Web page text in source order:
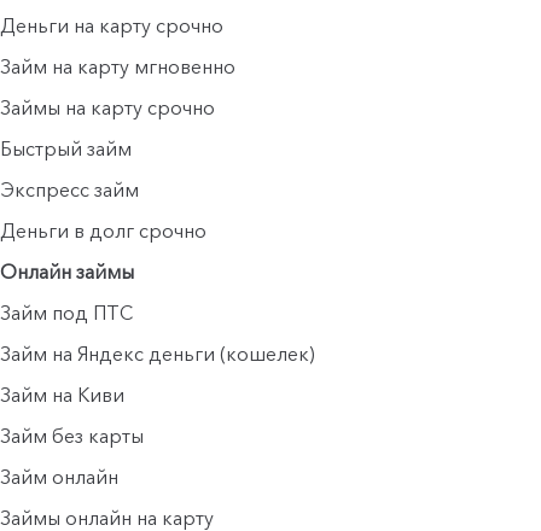
Деньги на карту срочно
Займ на карту мгновенно
Займы на карту срочно
Быстрый займ
Экспресс займ
Деньги в долг срочно
Онлайн займы
Займ под ПТС
Займ на Яндекс деньги (кошелек)
Займ на Киви
Займ без карты
Займ онлайн
Займы онлайн на карту